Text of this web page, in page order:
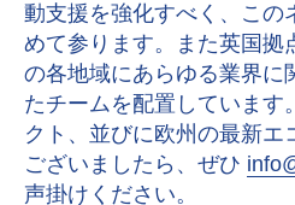
動支援を強化すべく、この
めて参ります。また英国拠
の各地域にあらゆる業界に
たチームを配置しています
クト、並びに欧州の最新エ
ございましたら、ぜひ
声掛けください。